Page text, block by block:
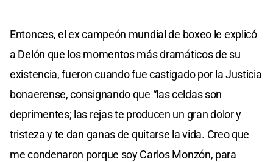
Entonces, el ex campeón mundial de boxeo le explicó
a Delón que los momentos más dramáticos de su
existencia, fueron cuando fue castigado por la Justicia
bonaerense, consignando que “las celdas son
deprimentes; las rejas te producen un gran dolor y
tristeza y te dan ganas de quitarse la vida. Creo que
me condenaron porque soy Carlos Monzón, para